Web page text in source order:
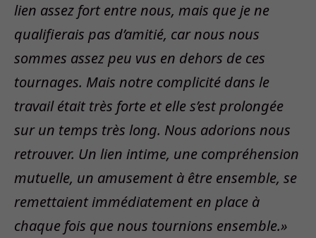
lien assez fort entre nous, mais que je ne
qualifierais pas d’amitié, car nous nous
sommes assez peu vus en dehors de ces
tournages. Mais notre complicité dans le
travail était très forte et elle s’est prolongée
sur un temps très long. Nous adorions nous
retrouver. Un lien intime, une compréhension
mutuelle, un amusement à être ensemble, se
remettaient immédiatement en place à
chaque fois que nous tournions ensemble.»